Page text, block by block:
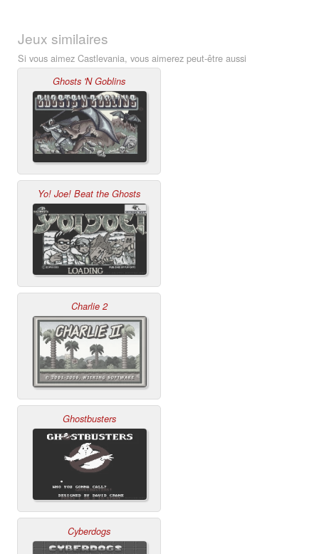
Jeux similaires
Si vous aimez Castlevania, vous aimerez peut-être aussi
Ghosts 'N Goblins
Yo! Joe! Beat the Ghosts
Charlie 2
Ghostbusters
Cyberdogs